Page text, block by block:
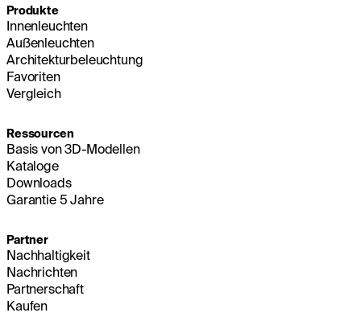
Produkte
Innenleuchten
Außenleuchten
Architekturbeleuchtung
Favoriten
Vergleich
Ressourcen
Basis von 3D-Modellen
Kataloge
Downloads
Garantie 5 Jahre
Partner
Nachhaltigkeit
Nachrichten
Partnerschaft
Kaufen